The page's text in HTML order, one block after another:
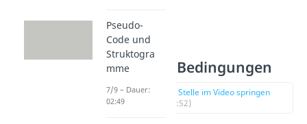
Komplexe Bedingungen
zur Stelle im Video springen
(01:52)
Pseudo-
Code und
Struktogra
mme
7/9 – Dauer:
02:49